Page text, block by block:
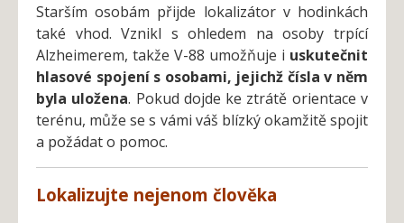
Starším osobám přijde lokalizátor v hodinkách
také vhod. Vznikl s ohledem na osoby trpící
Alzheimerem, takže V-88 umožňuje i uskutečnit
hlasové spojení s osobami, jejichž čísla v něm
byla uložena. Pokud dojde ke ztrátě orientace v
terénu, může se s vámi váš blízký okamžitě spojit
a požádat o pomoc.
Lokalizujte nejenom člověka